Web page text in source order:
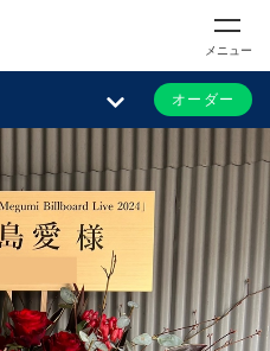
メニュー
オーダー